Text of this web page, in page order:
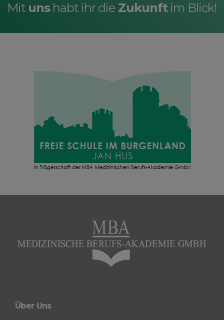
Mit unshabt ihr die Zukunftim Blick!
Über Uns